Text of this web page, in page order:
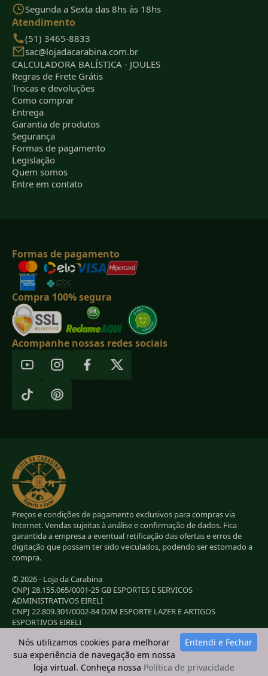
Segunda a Sexta das 8hs às 18hs
Atendimento
(51) 3465-8833
sac@lojadacarabina.com.br
CALCULADORA BALÍSTICA - JOULES
Regras de Frete Grátis
Trocas e devoluções
Como comprar
Entrega
Garantia de produtos
Segurança
Formas de pagamento
Legislação
Quem somos
Entre em contato
Formas de pagamento
Compra 100% segura
Acompanhe nossas redes sociais
Preços e condições de pagamento exclusivos para compras via
Internet. Vendas sujeitas à análise e confirmação de dados. Fica
garantida a empresa a eventual retificação das ofertas e erros de
digitação que possam ter sido veiculados, podendo ser estornado a
compra.
© 2026 - Loja da Carabina
CNPJ 28.155.065/0001-25 GB ESPORTES E SERVICOS
ADMINISTRATIVOS EIRELI
CNPJ 22.809.301/0002-84 D2M ESPORTE LAZER E ARTIGOS
ESPORTIVOS EIRELI
CNPJ 38.283.264/0001-72 LC ESPORTES E LAZER LTDA
CNPJ 42.084.009/0001-78 2G E B ESPORTE E LAZER LTDAEntendi e Fechar
Nós utilizamos cookies para melhorar
sua experiência de navegação em nossa
loja virtual. Conheça nossa Política de privacidade